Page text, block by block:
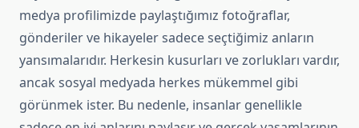
medya profilimizde paylaştığımız fotoğraflar,
gönderiler ve hikayeler sadece seçtiğimiz anların
yansımalarıdır. Herkesin kusurları ve zorlukları vardır,
ancak sosyal medyada herkes mükemmel gibi
görünmek ister. Bu nedenle, insanlar genellikle